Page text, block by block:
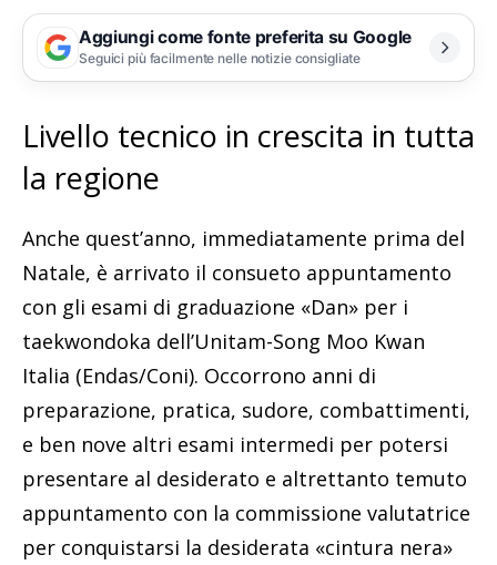
Aggiungi come fonte preferita su Google
Seguici più facilmente nelle notizie consigliate
Livello tecnico in crescita in tutta
la regione
Anche quest’anno, immediatamente prima del
Natale, è arrivato il consueto appuntamento
con gli esami di graduazione «Dan» per i
taekwondoka dell’Unitam-Song Moo Kwan
Italia (Endas/Coni). Occorrono anni di
preparazione, pratica, sudore, combattimenti,
e ben nove altri esami intermedi per potersi
presentare al desiderato e altrettanto temuto
appuntamento con la commissione valutatrice
per conquistarsi la desiderata «cintura nera»